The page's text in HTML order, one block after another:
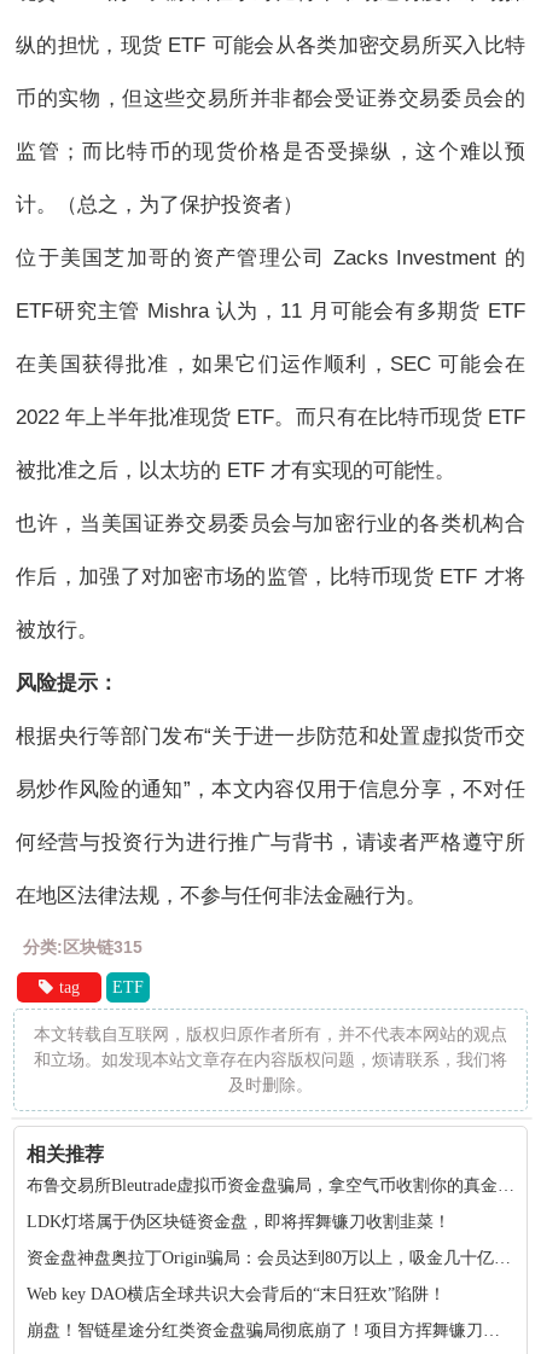
纵的担忧，现货 ETF 可能会从各类加密交易所买入比特
币的实物，但这些交易所并非都会受证券交易委员会的
监管；而比特币的现货价格是否受操纵，这个难以预
计。（总之，为了保护投资者）
位于美国芝加哥的资产管理公司 Zacks Investment 的
ETF研究主管 Mishra 认为，11 月可能会有多期货 ETF
在美国获得批准，如果它们运作顺利，SEC 可能会在
2022 年上半年批准现货 ETF。而只有在比特币现货 ETF
被批准之后，以太坊的 ETF 才有实现的可能性。
也许，当美国证券交易委员会与加密行业的各类机构合
作后，加强了对加密市场的监管，比特币现货 ETF 才将
被放行。
风险提示：
根据央行等部门发布“关于进一步防范和处置虚拟货币交
易炒作风险的通知”，本文内容仅用于信息分享，不对任
何经营与投资行为进行推广与背书，请读者严格遵守所
在地区法律法规，不参与任何非法金融行为。
分类:区块链315
tag ETF
本文转载自互联网，版权归原作者所有，并不代表本网站的观点
和立场。如发现本站文章存在内容版权问题，烦请联系，我们将
及时删除。
相关推荐
布鲁交易所Bleutrade虚拟币资金盘骗局，拿空气币收割你的真金白银！
LDK灯塔属于伪区块链资金盘，即将挥舞镰刀收割韭菜！
资金盘神盘奥拉丁Origin骗局：会员达到80万以上，吸金几十亿！项目方收割完毕！
Web key DAO横店全球共识大会背后的“末日狂欢”陷阱！
崩盘！智链星途分红类资金盘骗局彻底崩了！项目方挥舞镰刀收割韭菜！